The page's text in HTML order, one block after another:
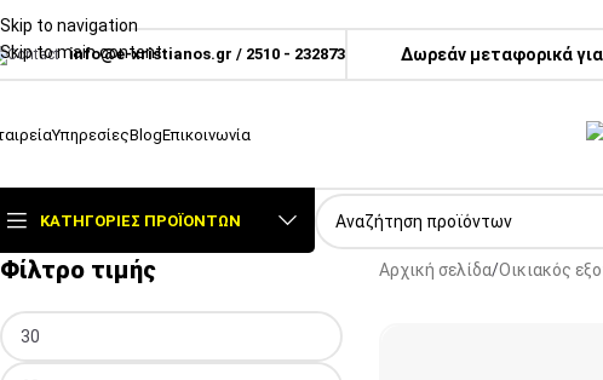
Skip to navigation
Skip to main content
info@e-xristianos.gr / 2510 - 232873 Δωρεάν μεταφορικά
ΥπηρεσίεςBlogΕπικοινωνία
ΚΑΤΗΓΟΡΊΕΣ ΠΡΟΪΌΝΤΩΝ
Φίλτρο τιμής Αρχική σελίδα Οικιακός